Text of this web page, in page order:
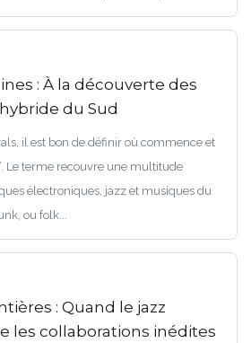
: À la découverte des
du Sud
il est bon de définir où commence et
Le terme recouvre une multitude
électroniques, jazz et musiques du
ou folk...
: Quand le jazz
les collaborations inédites